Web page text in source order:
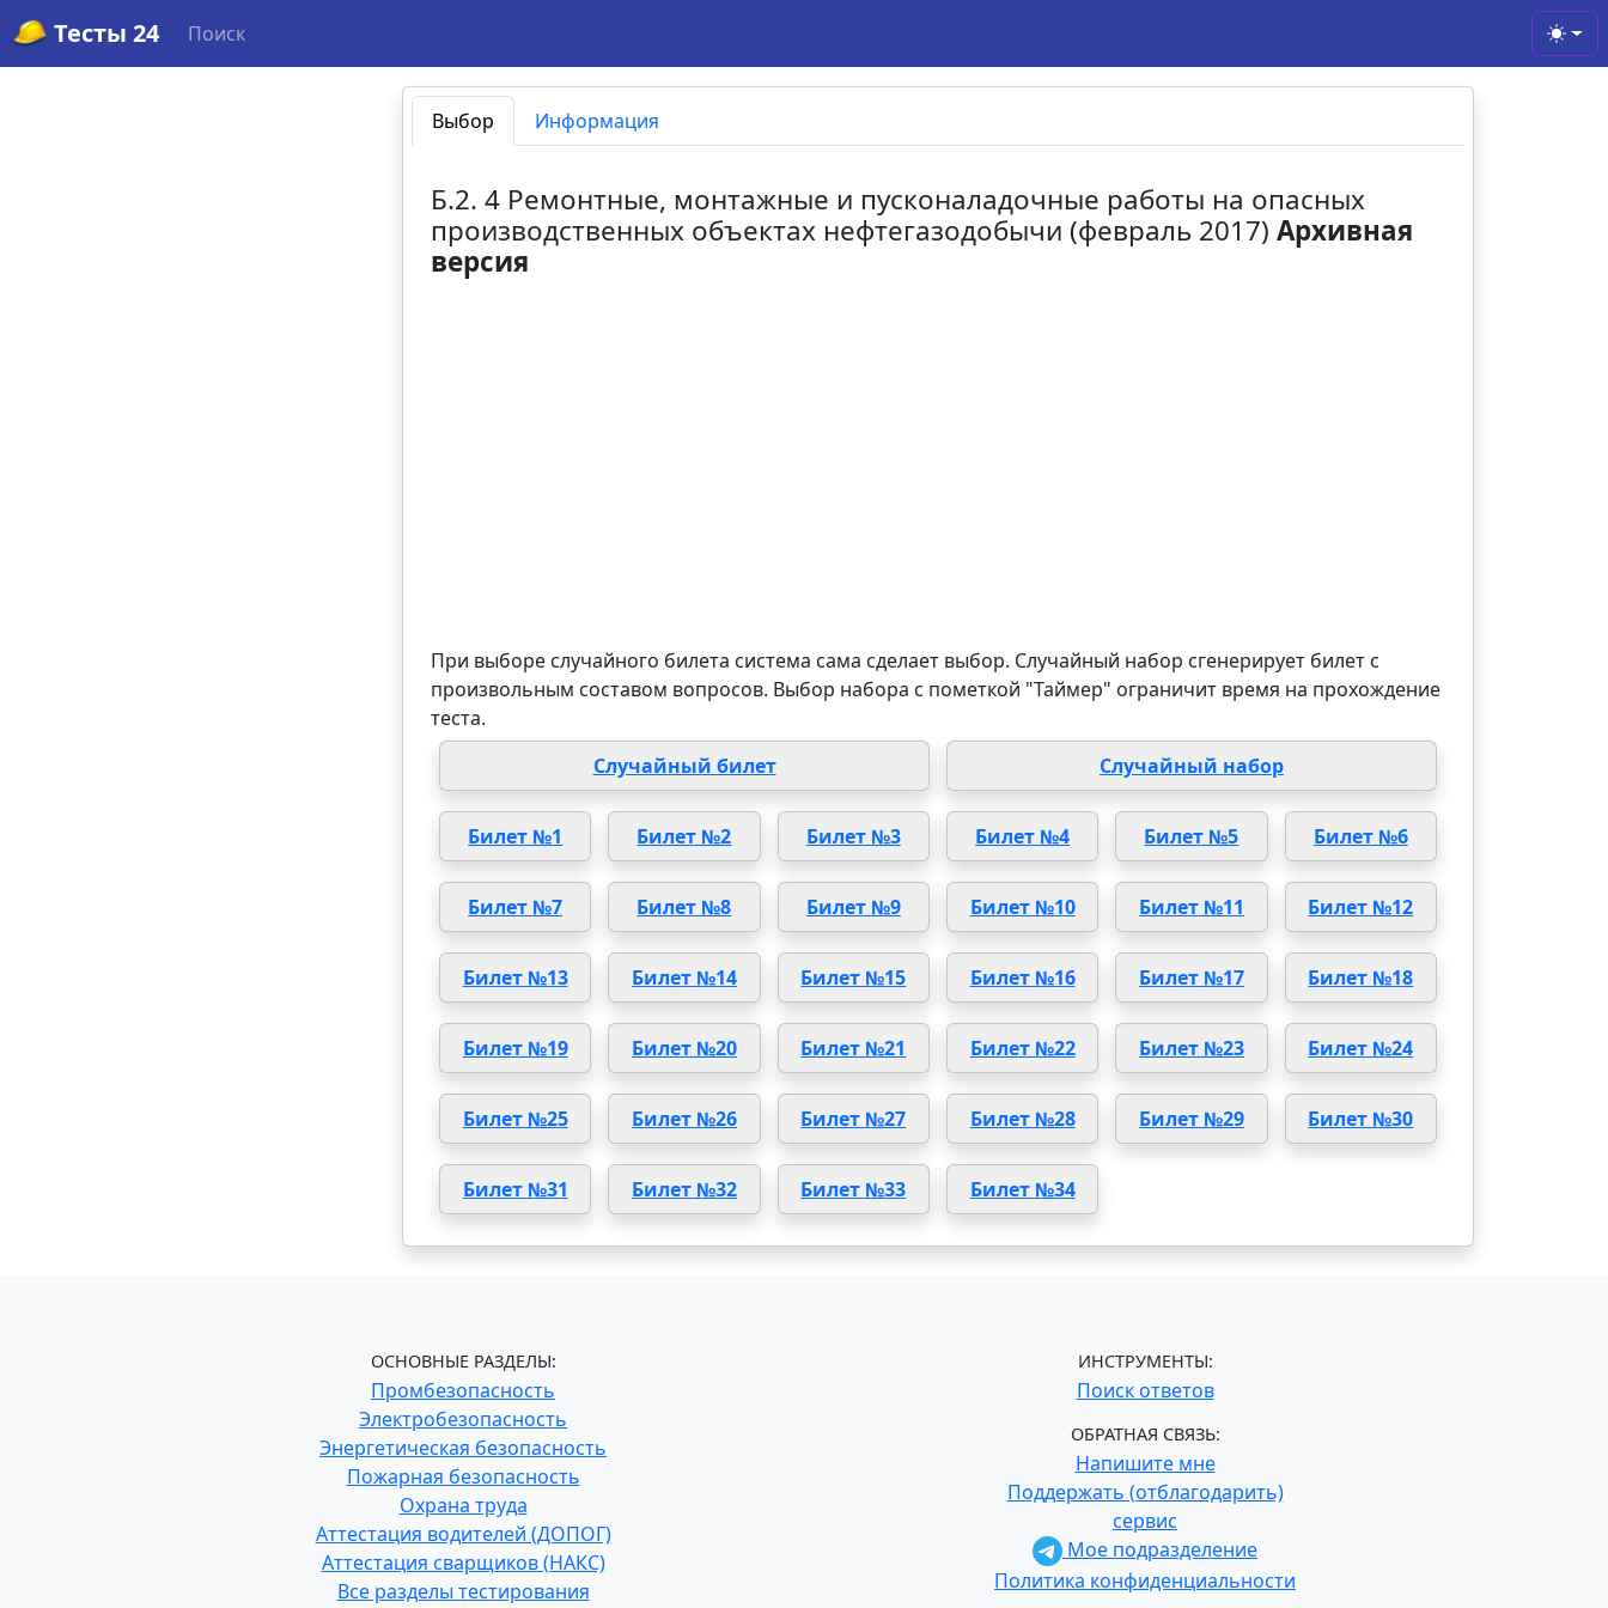
Тесты 24 Поиск
Выбор Информация
Б.2. 4 Ремонтные, монтажные и пусконаладочные работы на опасных
производственных объектах нефтегазодобычи (февраль 2017) Архивная
версия
При выборе случайного билета система сама сделает выбор. Случайный набор сгенерирует билет с
произвольным составом вопросов. Выбор набора с пометкой "Таймер" ограничит время на прохождение
теста.
Случайный билет
Случайный набор
Билет №1 Билет №2 Билет №3 Билет №4 Билет №5 Билет №6
Билет №7 Билет №8 Билет №9 Билет №10 Билет №11 Билет №12
Билет №13 Билет №14 Билет №15 Билет №16 Билет №17 Билет №18
Билет №19 Билет №20 Билет №21 Билет №22 Билет №23 Билет №24
Билет №25 Билет №26 Билет №27 Билет №28 Билет №29 Билет №30
Билет №31 Билет №32 Билет №33 Билет №34
ОСНОВНЫЕ РАЗДЕЛЫ:
Промбезопасность
Электробезопасность
Энергетическая безопасность
Пожарная безопасность
Охрана труда
Аттестация водителей (ДОПОГ)
Аттестация сварщиков (НАКС)
Все разделы тестирования
ИНСТРУМЕНТЫ:
Поиск ответов
ОБРАТНАЯ СВЯЗЬ:
Напишите мне
Поддержать (отблагодарить)
сервис
Мое подразделение
Политика конфиденциальности